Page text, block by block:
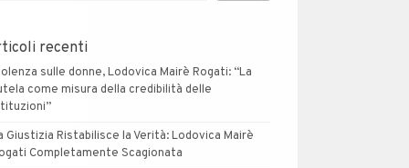
recenti
sulle donne, Lodovica Mairè Rogati: “La
come misura della credibilità delle
Giustizia Ristabilisce la Verità: Lodovica Mairè
Completamente Scagionata